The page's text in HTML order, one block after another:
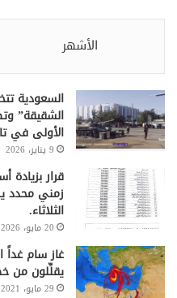
الأشهر
السعودية
الشقيقة”
الأولى في
9 يناير، 2026
قرار بزيادة
زمني محدد
الثلاثاء.
20 مايو، 2026
غاز سام غداً
يقلِّلون من
29 مايو، 2021